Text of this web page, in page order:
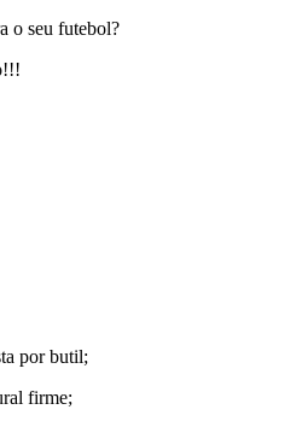
o seu futebol?
por butil;
firme;